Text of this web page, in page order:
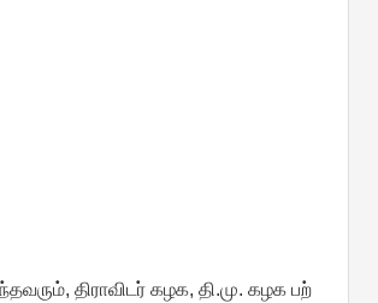
திராவிடர் கழக, தி.மு. கழக பற்